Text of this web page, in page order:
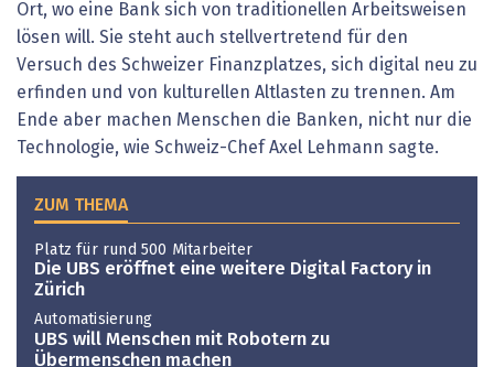
Ort, wo eine Bank sich von traditionellen Arbeitsweisen
lösen will. Sie steht auch stellvertretend für den
Versuch des Schweizer Finanzplatzes, sich digital neu zu
erfinden und von kulturellen Altlasten zu trennen. Am
Ende aber machen Menschen die Banken, nicht nur die
Technologie, wie Schweiz-Chef Axel Lehmann sagte.
ZUM THEMA
Platz für rund 500 Mitarbeiter
Die UBS eröffnet eine weitere Digital Factory in
Zürich
Automatisierung
UBS will Menschen mit Robotern zu
Übermenschen machen